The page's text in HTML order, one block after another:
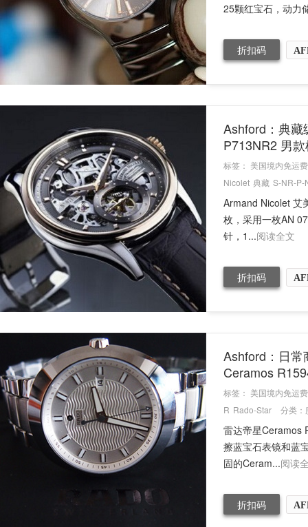
25颗红宝石，动力
折扣码
Ashford：典
P713NR2 男
标签： 美国境内免运费
Nicolet 典藏 S-NR-P-
Armand Nicolet 艾
枚，采用一枚AN
针，1...阅读全文
折扣码
Ashford：日
Ceramos
标签： 美国境内免运费
R Rado-Star 分类：
雷达帝星Ceramos
擦蓝宝石表镜和蓝
固的Ceram...阅读
折扣码